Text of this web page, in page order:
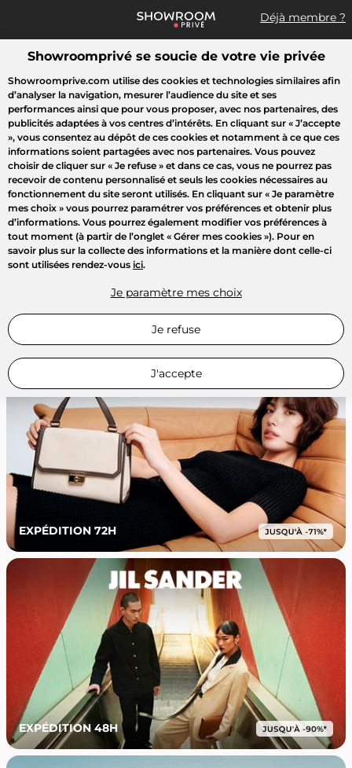
Déjà membre ?
Que recherchez-vous ?
Accueil Les jours de la Maison Mode Voyages
NOS COUPS DE COEUR
LE MEILLEUR DE LA GAMME
EXPÉDITION 72H
EXPÉDITION 48H
Showroomprivé se soucie de votre vie privée
Showroomprive.com utilise des cookies et technologies similaires afin
d’analyser la navigation, mesurer l’audience du site et ses
performances ainsi que pour vous proposer, avec nos partenaires, des
publicités adaptées à vos centres d’intérêts. En cliquant sur « J’accepte
», vous consentez au dépôt de ces cookies et notamment à ce que ces
informations soient partagées avec nos partenaires. Vous pouvez
choisir de cliquer sur « Je refuse » et dans ce cas, vous ne pourrez pas
recevoir de contenu personnalisé et seuls les cookies nécessaires au
fonctionnement du site seront utilisés. En cliquant sur « Je paramètre
mes choix » vous pourrez paramétrer vos préférences et obtenir plus
d’informations. Vous pourrez également modifier vos préférences à
tout moment (à partir de l’onglet « Gérer mes cookies »). Pour en
savoir plus sur la collecte des informations et la manière dont celle-ci
sont utilisées rendez-vous ici.
Je paramètre mes choix
Je refuse
J'accepte